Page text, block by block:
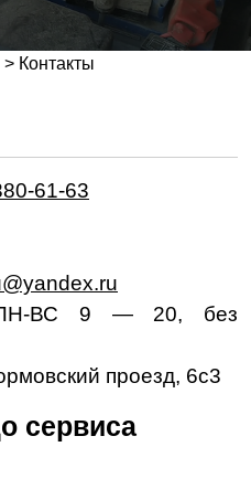
> Контакты
61-63
ПН-ВС 9 — 20, без
проезд, 6с3
сервиса